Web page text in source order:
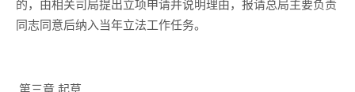
的，由相关司局提出立项申请并说明理由，报请总局主要负责
同志同意后纳入当年立法工作任务。
第三章起草